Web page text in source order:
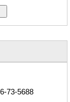
73-5688